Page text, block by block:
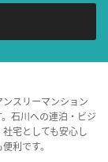
スリーマンション
石川への連泊・ビジ
宅としても安心し
利です。